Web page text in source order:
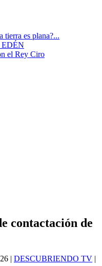
tierra es plana?...
EDÉN
el Rey Ciro
contactación de
| DESCUBRIENDO TV |